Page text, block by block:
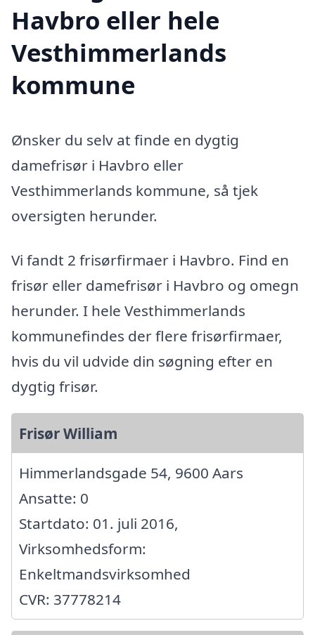
Havbro eller hele
Vesthimmerlands
kommune
Ønsker du selv at finde en dygtig
damefrisør i Havbro eller
Vesthimmerlands kommune, så tjek
oversigten herunder.
Vi fandt 2 frisørfirmaer i Havbro. Find en
frisør eller damefrisør i Havbro og omegn
herunder. I hele Vesthimmerlands
kommunefindes der flere frisørfirmaer,
hvis du vil udvide din søgning efter en
dygtig frisør.
Frisør William
Himmerlandsgade 54, 9600 Aars
Ansatte: 0
Startdato: 01. juli 2016,
Virksomhedsform:
Enkeltmandsvirksomhed
CVR: 37778214